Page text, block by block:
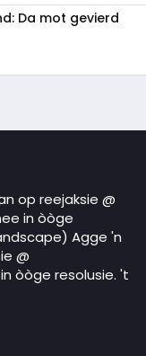
Da mot gevierd
op reejaksie @
in òòge
Agge 'n
@
òòge resolusie. 't